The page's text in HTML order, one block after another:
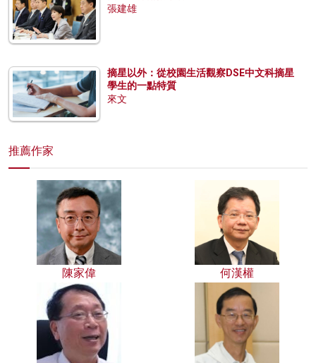
張建雄
摘星以外：從校園生活觀察DSE中文科摘星
學生的一點特質
來文
推薦作家
陳家偉 何漢權